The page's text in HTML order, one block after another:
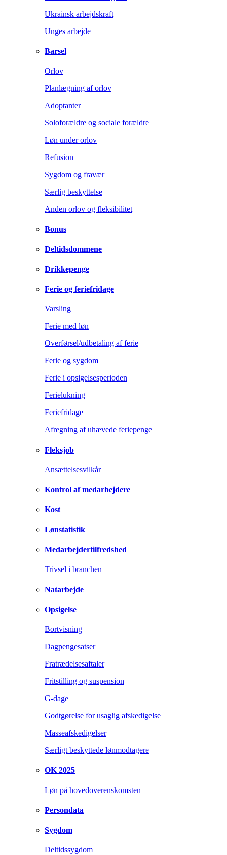
Ukrainsk arbejdskraft
Unges arbejde
Barsel
Orlov
Planlægning af orlov
Adoptanter
Soloforældre og sociale forældre
Løn under orlov
Refusion
Sygdom og fravær
Særlig beskyttelse
Anden orlov og fleksibilitet
Bonus
Deltidsdommene
Drikkepenge
Ferie og feriefridage
Varsling
Ferie med løn
Overførsel/udbetaling af ferie
Ferie og sygdom
Ferie i opsigelsesperioden
Ferielukning
Feriefridage
Afregning af uhævede feriepenge
Fleksjob
Ansættelsesvilkår
Kontrol af medarbejdere
Kost
Lønstatistik
Medarbejdertilfredshed
Trivsel i branchen
Natarbejde
Opsigelse
Bortvisning
Dagpengesatser
Fratrædelsesaftaler
Fritstilling og suspension
G-dage
Godtgørelse for usaglig afskedigelse
Masseafskedigelser
Særligt beskyttede lønmodtagere
OK 2025
Løn på hovedoverenskomsten
Persondata
Sygdom
Deltidssygdom